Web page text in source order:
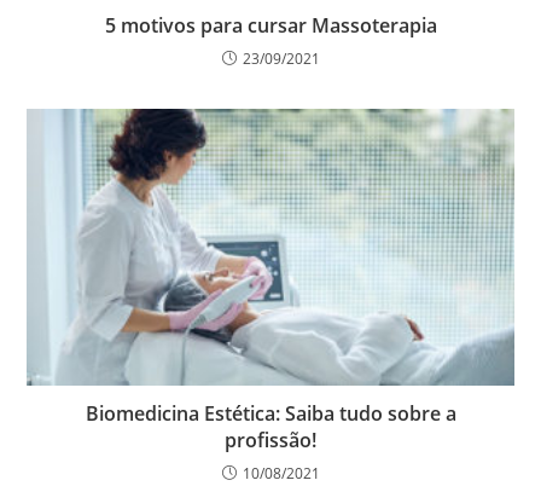
5 motivos para cursar Massoterapia
23/09/2021
Biomedicina Estética: Saiba tudo sobre a
profissão!
10/08/2021